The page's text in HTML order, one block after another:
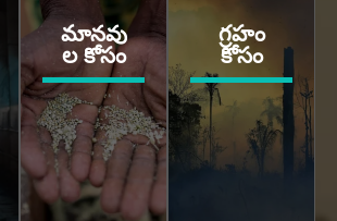
మానవు
ల కోసం
గ్రహం
కోసం